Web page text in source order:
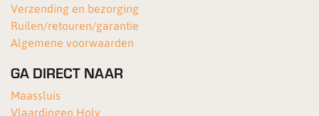
Verzending en bezorging
Ruilen/retouren/garantie
Algemene voorwaarden
GA DIRECT NAAR
Maassluis
Vlaardingen Holy